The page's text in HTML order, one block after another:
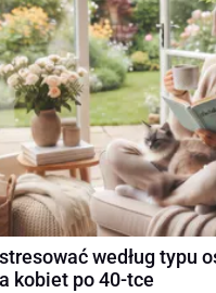
według typu
kobiet po 40-tce